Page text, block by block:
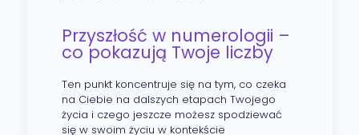
Przyszłość w numerologii –
co pokazują Twoje liczby
Ten punkt koncentruje się na tym, co czeka
na Ciebie na dalszych etapach Twojego
życia i czego jeszcze możesz spodziewać
się w swoim życiu w kontekście